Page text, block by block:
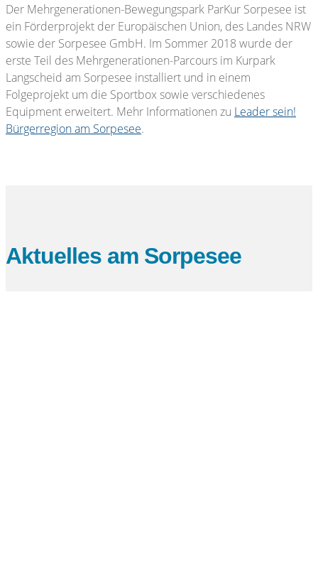
Der Mehrgenerationen-Bewegungspark ParKur Sorpesee ist
ein Förderprojekt der Europäischen Union, des Landes NRW
sowie der Sorpesee GmbH. Im Sommer 2018 wurde der
erste Teil des Mehrgenerationen-Parcours im Kurpark
Langscheid am Sorpesee installiert und in einem
Folgeprojekt um die Sportbox sowie verschiedenes
Equipment erweitert. Mehr Informationen zu Leader sein!
Bürgerregion am Sorpesee.
Aktuelles am Sorpesee